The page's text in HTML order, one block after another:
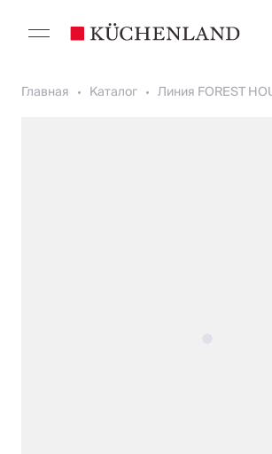
Главная Каталог Линия FOREST